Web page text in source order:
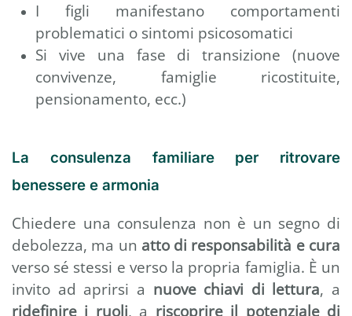
I figli manifestano comportamenti
problematici o sintomi psicosomatici
Si vive una fase di transizione (nuove
convivenze, famiglie ricostituite,
pensionamento, ecc.)
La consulenza familiare per ritrovare
benessere e armonia
Chiedere una consulenza non è un segno di
debolezza, ma un atto di responsabilità e cura
verso sé stessi e verso la propria famiglia. È un
invito ad aprirsi a nuove chiavi di lettura, a
ridefinire i ruoli, a riscoprire il potenziale di